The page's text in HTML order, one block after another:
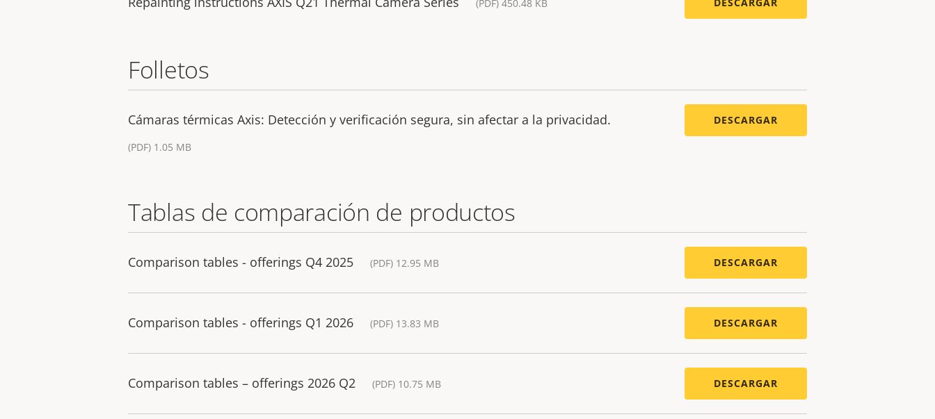
(PDF) 450.48 KB
Folletos
Cámaras térmicas Axis: Detección y verificación segura, sin afectar a la privacidad.
(PDF) 1.05 MB
DESCARGAR
Tablas de comparación de productos
Comparison tables - offerings Q4 2025 (PDF) 12.95 MB DESCARGAR
Comparison tables - offerings Q1 2026 (PDF) 13.83 MB DESCARGAR
Comparison tables – offerings 2026 Q2 (PDF) 10.75 MB DESCARGAR